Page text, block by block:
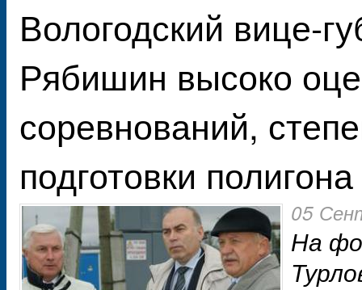
Вологодский вице-
Рябишин высоко
соревнований,
подготовки полигона
05
На